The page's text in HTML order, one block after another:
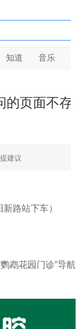
路站下车）
鹉花园门诊”导航